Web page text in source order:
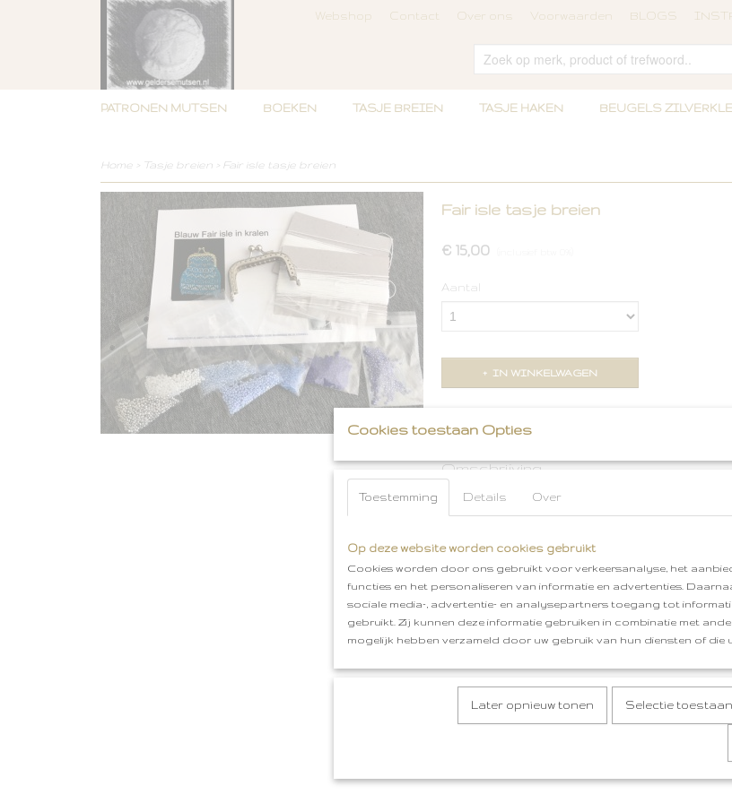
Webshop Contact Over ons Voorwaarden BLOGS
PATRONEN MUTSEN BOEKEN TASJE BREIEN TASJE HAKEN BEUGELS
Home > Tasje breien > Fair isle tasje breien
Fair isle tasje breien
€ 15,00
Aantal
IN WINKELWAGEN
Specificaties
Bruto gewicht 0,18 Kg
Omschrijving
Tasje breien. Tussen breien van de kraal. Heen
kralen: wit zilverkleurig, blauw tinten
beugel: recht 6,5 cm zilver
kl3
Cookies toestaan Opties
Toestemming Details Over
Op deze website worden cookies gebruikt
Cookies worden door ons gebruikt voor verkeersanalyse, het
functies en het personaliseren van informatie en advertenties.
sociale media-, advertentie- en analysepartners toegang tot
gebruikt. Zij kunnen deze informatie gebruiken in combinatie met
mogelijk hebben verzameld door uw gebruik van hun diensten of die
Later opnieuw tonen Selectie toestaan